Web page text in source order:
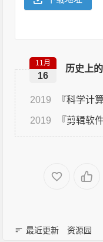
历史上
11月
16
2019 『科学计
2019 『剪辑软
最近更新 资源园